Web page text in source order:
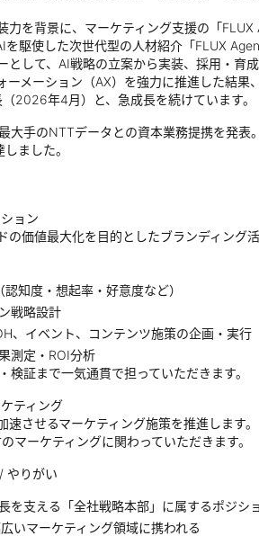
力を背景に、マーケティング支援の「
を駆使した次世代型の人材紹介「FLUX
として、AI戦略の立案から実装、採用・育
ーメーション（AX）を強力に推進した結
2026年4月）と、急成長を続けています。
大手のNTTデータとの資本業務提携を発
ました。
ョン
の価値最大化を目的としたブランディング活
知度・想起率・好意度など）
戦略設計
、イベント、コンテンツ施策の企画・実行
測定・ROI分析
検証まで一気通貫で担っていただきます。
ティング
速させるマーケティング施策を推進します
マーケティングに関わっていただきます。
やりがい
を支える「全社戦略本部」に属するポジシ
いマーケティング領域に携われる